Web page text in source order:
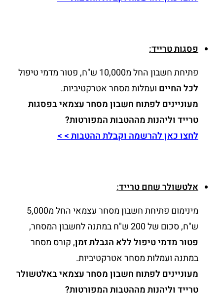
פסגות טרייד:
פתיחת חשבון החל מ10,000 ש"ח, פטור מדמי טיפול
לכל החיים ועמלות מסחר אטרקטיביות.
מעוניינים לפתוח חשבון מסחר עצמאי בפסגות
טרייד וליהנות מההטבות המפורטות?
לחצו כאן להרשמה וקבלת ההטבות > >
אלטשולר שחם טרייד:
מינימום פתיחת חשבון מסחר עצמאי החל מ5,000
ש"ח, סכום של 200 ש"ח במתנה לחשבון המסחר,
פטור מדמי טיפול ללא הגבלת זמן, קורס מסחר
במתנה ועמלות מסחר אטרקטיביות.
מעוניינים לפתוח חשבון מסחר עצמאי באלטשולר
טרייד וליהנות מההטבות המפורטות?